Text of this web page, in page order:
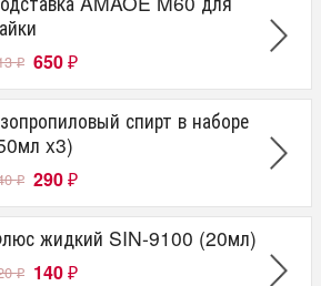
₽ 650 ₽
спирт в наборе
x3)
₽ 290 ₽
жидкий SIN-9100 (20мл)
₽ 140 ₽